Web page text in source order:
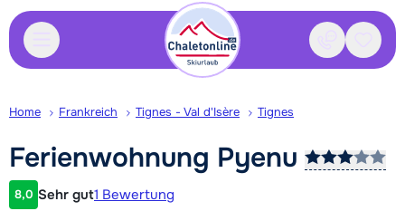
Kontakt
Home Frankreich Tignes - Val d'Isère Tignes
Ferienwohnung Pyenu
8,0 Sehr gut1 Bewertung